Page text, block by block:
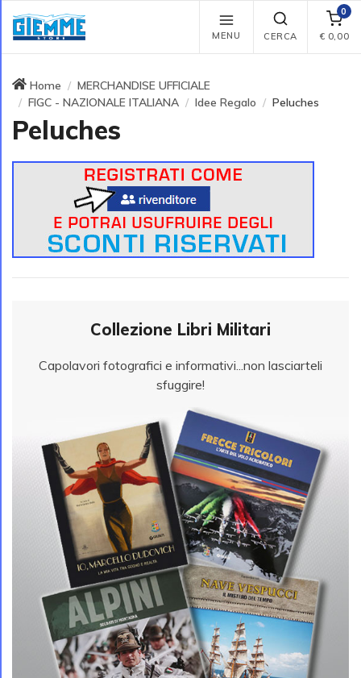
MENU CERCA
0
€ 0,00
Home
MERCHANDISE UFFICIALE
FIGC - NAZIONALE ITALIANA
Idee Regalo Peluches
Peluches
Collezione Libri Militari
Capolavori fotografici e informativi...non lasciarteli
sfuggire!